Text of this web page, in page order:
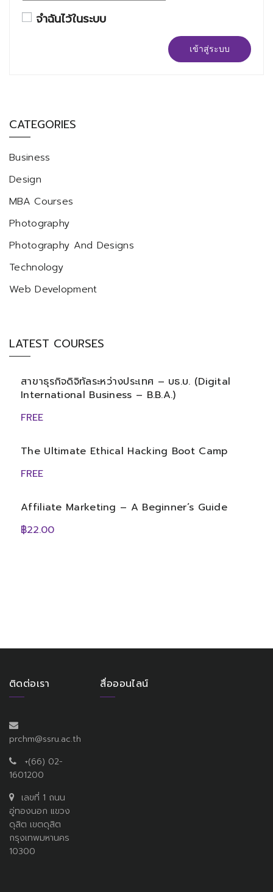
จำฉันไว้ในระบบ
เข้าสู่ระบบ
CATEGORIES
Business
Design
MBA Courses
Photography
Photography And Designs
Technology
Web Development
LATEST COURSES
สาขาธุรกิจดิจิทัลระหว่างประเทศ – บธ.บ. (Digital
International Business – B.B.A.)
FREE
The Ultimate Ethical Hacking Boot Camp
FREE
Affiliate Marketing – A Beginner’s Guide
฿22.00
ติดต่อเรา
prchm@ssru.ac.th
+(66) 02-
1601200
เลขที่ 1 ถนน
อู่ทองนอก แขวง
ดุสิต เขตดุสิต
กรุงเทพมหานคร
10300
สื่อออนไลน์